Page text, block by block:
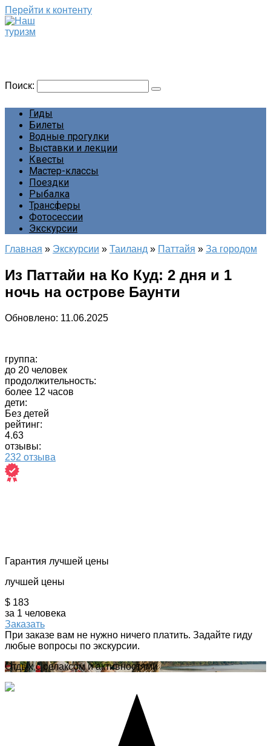
Перейти к контенту
Поиск:
Гиды
Билеты
Водные прогулки
Выставки и лекции
Квесты
Мастер-классы
Поездки
Рыбалка
Трансферы
Фотосессии
Экскурсии
Главная » Экскурсии » Таиланд » Паттайя » За городом
Из Паттайи на Ко Куд: 2 дня и 1
ночь на острове Баунти
Обновлено: 11.06.2025
группа:
до 20 человек
продолжительность:
более 12 часов
дети:
Без детей
рейтинг:
4.63
отзывы:
232 отзыва
Гарантия лучшей цены
лучшей цены
$ 183
за 1 человека
Заказать
При заказе вам не нужно ничего платить. Задайте гиду
любые вопросы по экскурсии.
Отдых с релаксом и активностями